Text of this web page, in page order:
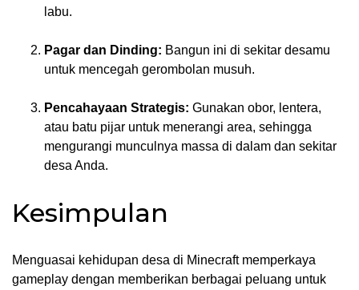
labu.
Pagar dan Dinding: Bangun ini di sekitar desamu
untuk mencegah gerombolan musuh.
Pencahayaan Strategis: Gunakan obor, lentera,
atau batu pijar untuk menerangi area, sehingga
mengurangi munculnya massa di dalam dan sekitar
desa Anda.
Kesimpulan
Menguasai kehidupan desa di Minecraft memperkaya
gameplay dengan memberikan berbagai peluang untuk